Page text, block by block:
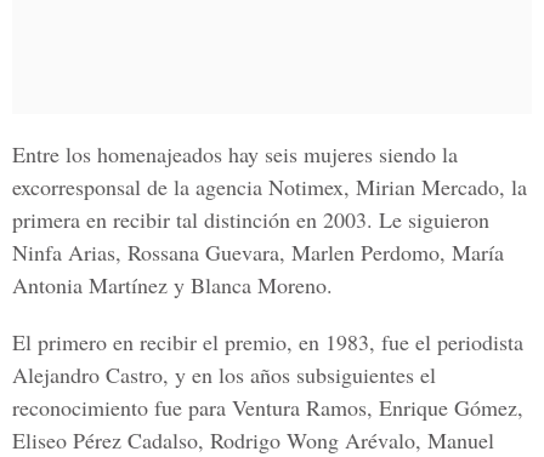
Entre los homenajeados hay seis mujeres siendo la
excorresponsal de la agencia Notimex, Mirian Mercado, la
primera en recibir tal distinción en 2003. Le siguieron
Ninfa Arias, Rossana Guevara, Marlen Perdomo, María
Antonia Martínez y Blanca Moreno.
El primero en recibir el premio, en 1983, fue el periodista
Alejandro Castro, y en los años subsiguientes el
reconocimiento fue para Ventura Ramos, Enrique Gómez,
Eliseo Pérez Cadalso, Rodrigo Wong Arévalo, Manuel